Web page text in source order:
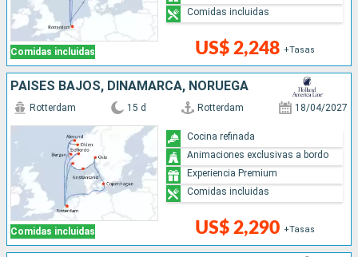
Comidas incluidas US$ 2,248 +Tasas
Comidas incluidas
PAISES BAJOS, DINAMARCA, NORUEGA
Comidas incluidas
Rotterdam 15 d Rotterdam 18/04/2027
US$ 2,290 +Tasas
Cocina refinada
Animaciones exclusivas a bordo
Experiencia Premium
Comidas incluidas